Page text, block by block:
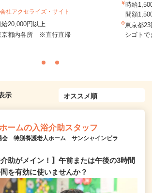
社アクセライズ・サイト
給20,000円以上
京都内各所 ※直行直帰
時給
間額
東京都
シゴト
示
ームの入浴介助スタッフ
特別養護老人ホーム サンシャインビラ
介助がメイン！】午前または午後の3時間
を有効に使いませんか？